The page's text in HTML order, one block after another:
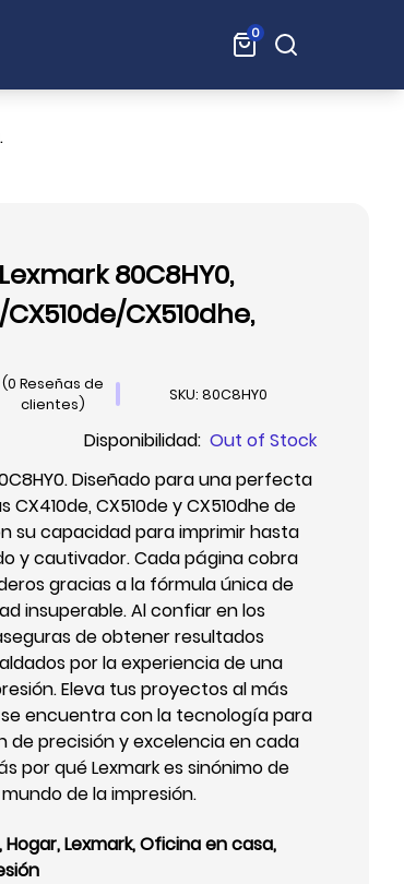
0 Buscar:
80C8HY0,
CX510dhe,
(0 Reseñas de
clientes)
SKU: 80C8HY0
Disponibilidad: Out of Stock
Diseñado para una perfecta
CX510de y CX510dhe de
su capacidad para imprimir hasta
y cautivador. Cada página cobra
gracias a la fórmula única de
insuperable. Al confiar en los
de obtener resultados
por la experiencia de una
Eleva tus proyectos al más
encuentra con la tecnología para
de precisión y excelencia en cada
por qué Lexmark es sinónimo de
de la impresión.
Hogar,Lexmark,Oficina en casa,